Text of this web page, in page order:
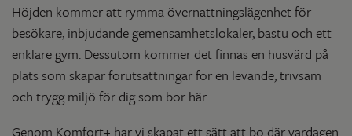
Höjden kommer att rymma övernattningslägenhet för
besökare, inbjudande gemensamhetslokaler, bastu och ett
enklare gym. Dessutom kommer det finnas en husvärd på
plats som skapar förutsättningar för en levande, trivsam
och trygg miljö för dig som bor här.
Genom Komfort+ har vi skapat ett sätt att bo där vardagen